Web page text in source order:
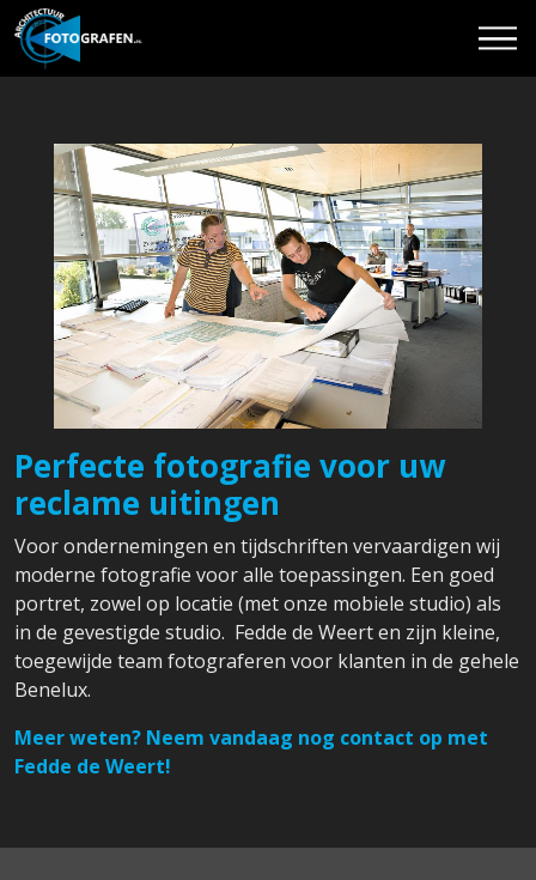
Perfecte fotografie voor uw
reclame uitingen
Voor ondernemingen en tijdschriften vervaardigen wij
moderne fotografie voor alle toepassingen. Een goed
portret, zowel op locatie (met onze mobiele studio) als
in de gevestigde studio. Fedde de Weert en zijn kleine,
toegewijde team fotograferen voor klanten in de gehele
Benelux.
Meer weten? Neem vandaag nog contact op met
Fedde de Weert!